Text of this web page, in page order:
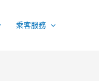
乘客服務